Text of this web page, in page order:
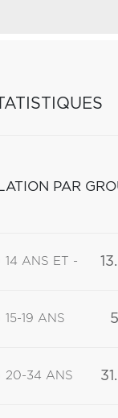
PAR
14 ANS ET -
15-19 ANS
20-34 ANS